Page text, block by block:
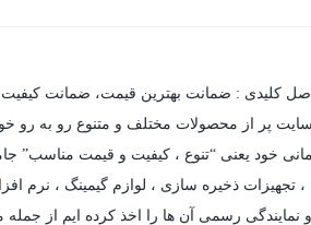
کلیدی : ضمانت بهترین قیمت، ضمانت
پر از محصولات مختلف و متنوع رو به رو
خود یعنی “تنوع ، کیفیت و قیمت مناسب”
، تجهیزات ذخیره سازی ، لوازم گیمینگ ، نرم
نمایندگی رسمی آن ها را اخذ کرده ایم از جمله